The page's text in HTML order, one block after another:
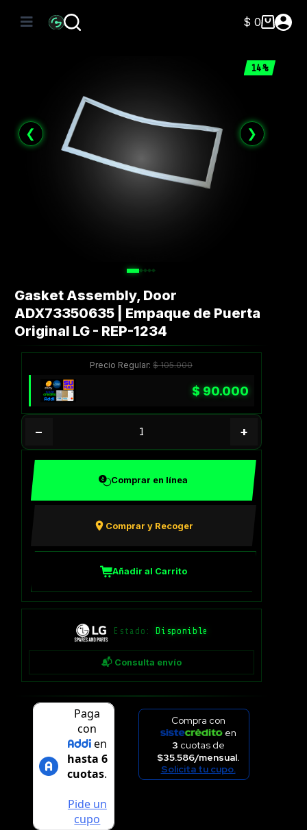
Carro
$ 0
14%
❮ ❯
Gasket Assembly, Door
ADX73350635 | Empaque de Puerta
Original LG - REP-1234
Precio Regular:$105.000
$90.000
− +
Comprar en línea
Comprar y Recoger
Añadir al Carrito
Estado: Disponible
📬 Consulta envío
Compra con
en
3 cuotas de
$35.586/mensual.
Solicita tu cupo.